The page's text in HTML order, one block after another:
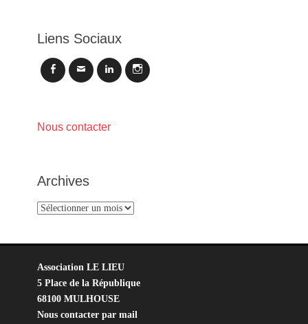
Liens Sociaux
FacebookEmail LinkedInInstagram
Nous contacter
Archives
Archives
Association LE LIEU
5 Place de la République
68100 MULHOUSE
Nous contacter par mail